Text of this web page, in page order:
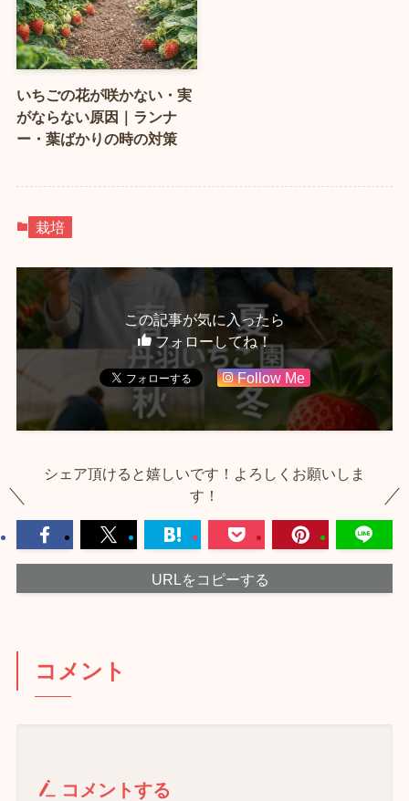
いちごの花が咲かない・実
がならない原因｜ランナ
ー・葉ばかりの時の対策
栽培
この記事が気に入ったら
フォローしてね！
Follow Me
シェア頂けると嬉しいです！よろしくお願いしま
す！
URLをコピーする
コメント
コメントする